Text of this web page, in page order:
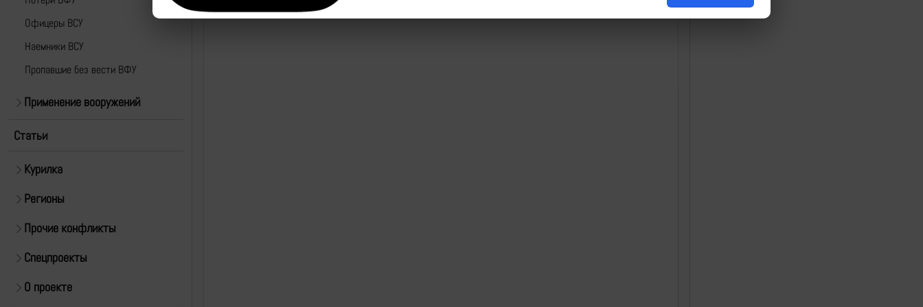
Офицеры ВСУ
Наемники ВСУ
Пропавшие без вести ВФУ
Применение вооружений
Статьи
Курилка
Регионы
Прочие конфликты
Спецпроекты
О проекте